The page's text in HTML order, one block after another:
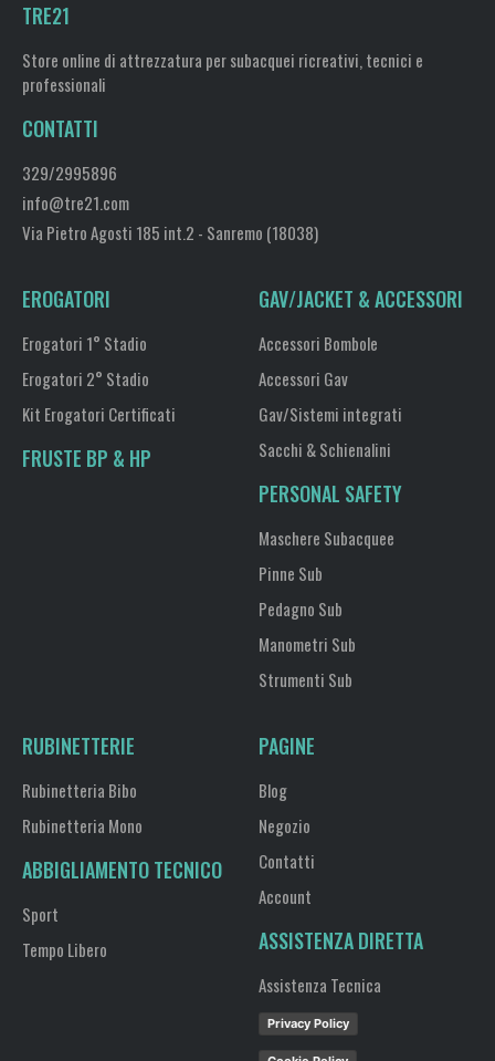
TRE21
Store online di attrezzatura per subacquei ricreativi, tecnici e
professionali
CONTATTI
329/2995896
info@tre21.com
Via Pietro Agosti 185 int.2 - Sanremo (18038)
EROGATORI
Erogatori 1° Stadio
Erogatori 2° Stadio
Kit Erogatori Certificati
FRUSTE BP & HP
GAV/JACKET & ACCESSORI
Accessori Bombole
Accessori Gav
Gav/Sistemi integrati
Sacchi & Schienalini
PERSONAL SAFETY
Maschere Subacquee
Pinne Sub
Pedagno Sub
Manometri Sub
Strumenti Sub
RUBINETTERIE
Rubinetteria Bibo
Rubinetteria Mono
ABBIGLIAMENTO TECNICO
Sport
Tempo Libero
PAGINE
Blog
Negozio
Contatti
Account
ASSISTENZA DIRETTA
Assistenza Tecnica
Privacy Policy